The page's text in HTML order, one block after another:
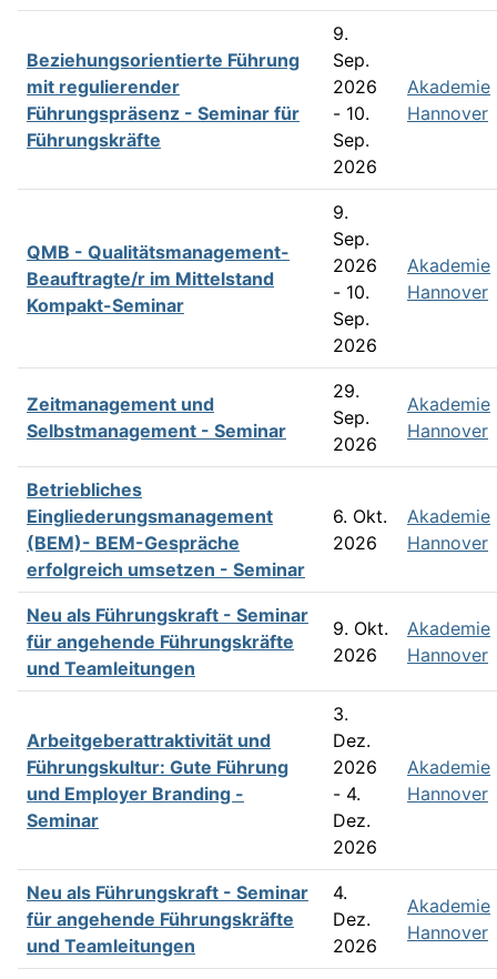
Beziehungsorientierte Führung
mit regulierender
Führungspräsenz - Seminar für
Führungskräfte
9.
Sep.
2026
- 10.
Sep.
2026
Akademie
Hannover
QMB - Qualitätsmanagement­-
Beauftragte/r im Mittelstand
Kompakt-Seminar
9.
Sep.
2026
- 10.
Sep.
2026
Akademie
Hannover
Zeitmanagement und
Selbstmanagement - Seminar
29.
Sep.
2026
Akademie
Hannover
Betriebliches
Eingliederungsmanagement
(BEM)- BEM-Gespräche
erfolgreich umsetzen - Seminar
6. Okt.
2026
Akademie
Hannover
Neu als Führungskraft - Seminar
für angehende Führungskräfte
und Teamleitungen
9. Okt.
2026
Akademie
Hannover
Arbeitgeberattraktivität und
Führungskultur: Gute Führung
und Employer Branding -
Seminar
3.
Dez.
2026
- 4.
Dez.
2026
Akademie
Hannover
Neu als Führungskraft - Seminar
für angehende Führungskräfte
und Teamleitungen
4.
Dez.
2026
Akademie
Hannover